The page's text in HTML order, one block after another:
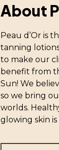
About
Peau d’Or is
tanning
to make our
benefit from
Sun! We
so we bring
worlds.
glowing skin is